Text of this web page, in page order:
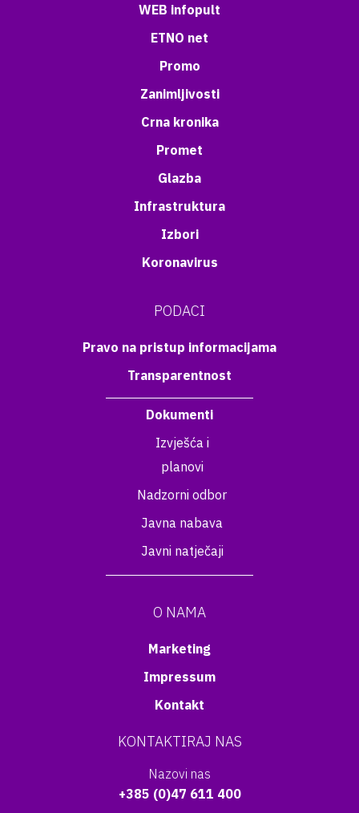
WEB infopult
ETNO net
Promo
Zanimljivosti
Crna kronika
Promet
Glazba
Infrastruktura
Izbori
Koronavirus
PODACI
Pravo na pristup informacijama
Transparentnost
Dokumenti
Izvješća i
planovi
Nadzorni odbor
Javna nabava
Javni natječaji
O NAMA
Marketing
Impressum
Kontakt
KONTAKTIRAJ NAS
Nazovi nas
+385 (0)47 611 400